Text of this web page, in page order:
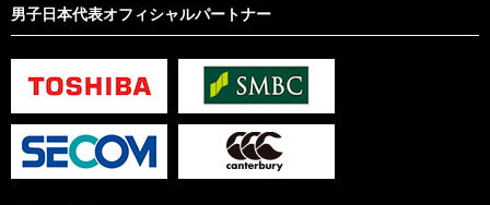
男子日本代表オフィシャルパートナー